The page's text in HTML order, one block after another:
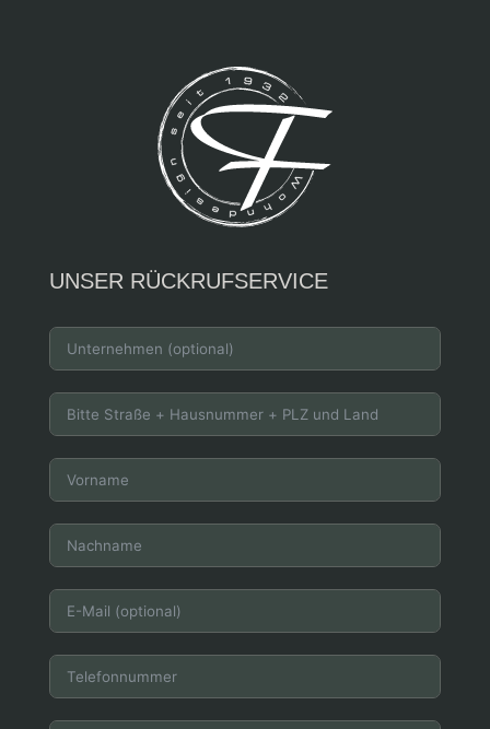
UNSER RÜCKRUFSERVICE